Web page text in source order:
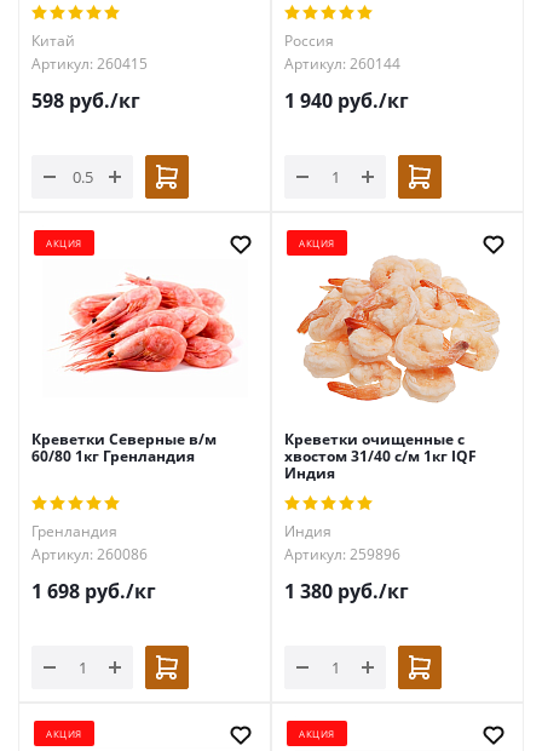
Китай
Артикул: 260415
598 руб./кг
Россия
Артикул: 260144
1 940 руб./кг
АКЦИЯ
Креветки Северные в/м
60/80 1кг Гренландия
Гренландия
Артикул: 260086
1 698 руб./кг
АКЦИЯ
Креветки очищенные с
хвостом 31/40 с/м 1кг IQF
Индия
Индия
Артикул: 259896
1 380 руб./кг
АКЦИЯ АКЦИЯ